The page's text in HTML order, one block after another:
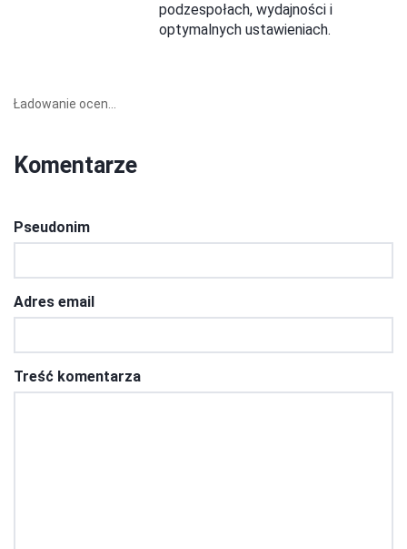
podzespołach, wydajności i
optymalnych ustawieniach.
Ładowanie ocen...
Komentarze
Pseudonim
Adres email
Treść komentarza